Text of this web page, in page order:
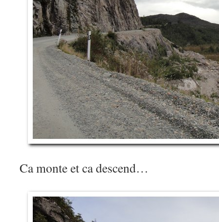
Ca monte et ca descend…